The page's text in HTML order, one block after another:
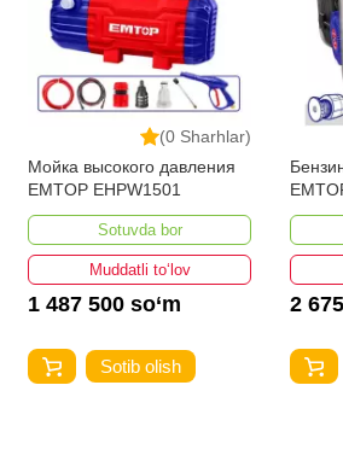
(0 Sharhlar)
Мойка высокого давления
EMTOP EHPW1501
Sotuvda bor
Muddatli to‘lov
1 487 500 so‘m
Sotib olish
2